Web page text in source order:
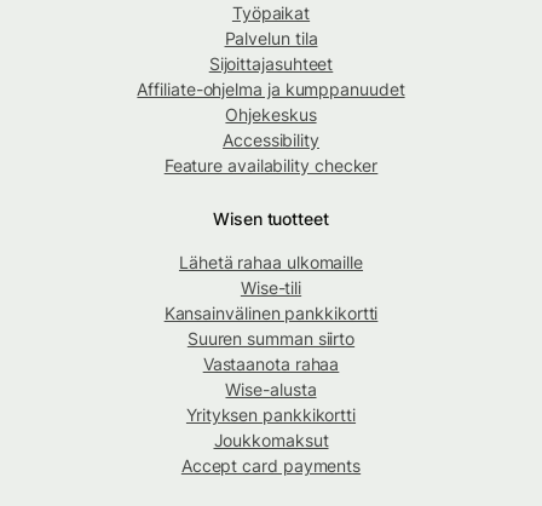
Työpaikat
Palvelun tila
Sijoittajasuhteet
Affiliate-ohjelma ja kumppanuudet
Ohjekeskus
Accessibility
Feature availability checker
Wisen tuotteet
Lähetä rahaa ulkomaille
Wise-tili
Kansainvälinen pankkikortti
Suuren summan siirto
Vastaanota rahaa
Wise-alusta
Yrityksen pankkikortti
Joukkomaksut
Accept card payments